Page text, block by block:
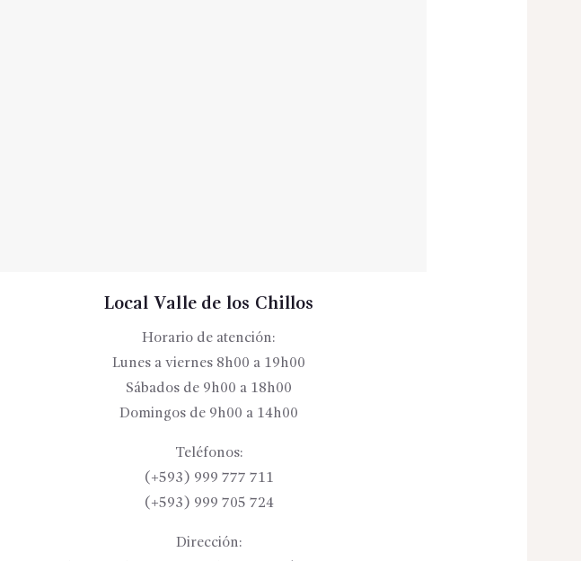
Local Valle de los Chillos
Horario de atención:
Lunes a viernes 8h00 a 19h00
Sábados de 9h00 a 18h00
Domingos de 9h00 a 14h00
Teléfonos:
(+593) 999 777 711
(+593) 999 705 724
Dirección: